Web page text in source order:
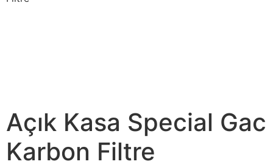
Açık Kasa Special Gac
Karbon Filtre